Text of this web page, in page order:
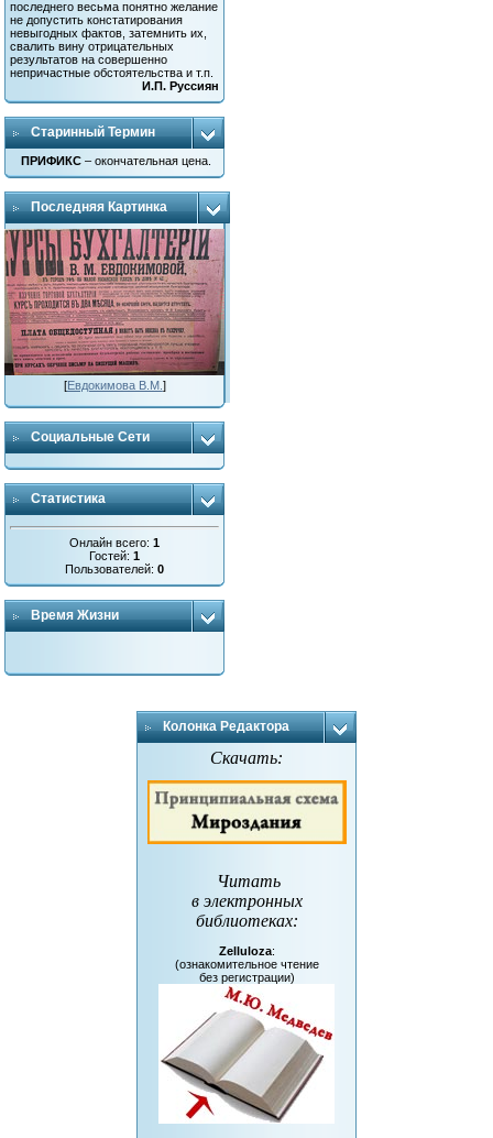
последнего весьма понятно желание
не допустить констатирования
невыгодных фактов, затемнить их,
свалить вину отрицательных
результатов на совершенно
непричастные обстоятельства и т.п.
И.П. Руссиян
Старинный Термин
ПРИФИКС – окончательная цена.
Последняя Картинка
[Евдокимова В.М. ]
Социальные Сети
Статистика
Онлайн всего:1
Гостей:1
Пользователей:0
Время Жизни
Колонка Редактора
Скачать:
Читать
в электронных
библиотеках:
Zelluloza:
(ознакомительное чтение
без регистрации)